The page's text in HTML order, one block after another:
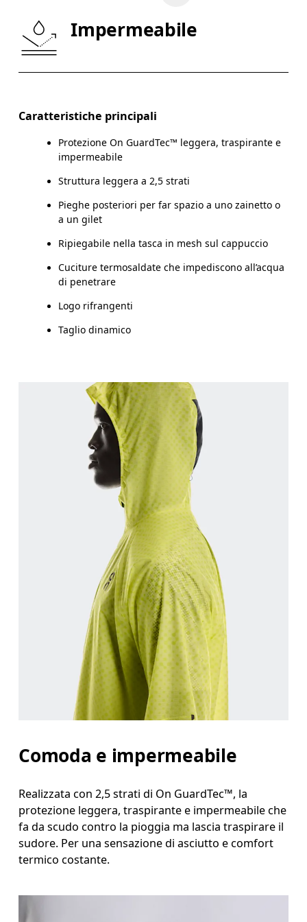
FIANCHI 89
Come prendere le misure
Misura la parte più ampia del torace da un
Misura il girovita nel punto più stretto (in
Fianchi
Misura la parte più ampia dei fianchi da un
Impermeabile
Caratteristiche principali
Protezione On GuardTec™ leggera, traspirante e
impermeabile
Struttura leggera a 2,5 strati
Pieghe posteriori per far spazio a uno zainetto o
a un gilet
Ripiegabile nella tasca in mesh sul cappuccio
Cuciture termosaldate che impediscono all’acqua
di penetrare
Logo rifrangenti
Taglio dinamico
Comoda e impermeabile
Realizzata con 2,5 strati di On GuardTec™, la
protezione leggera, traspirante e impermeabile che
fa da scudo contro la pioggia ma lascia traspirare il
sudore. Per una sensazione di asciutto e comfort
termico costante.